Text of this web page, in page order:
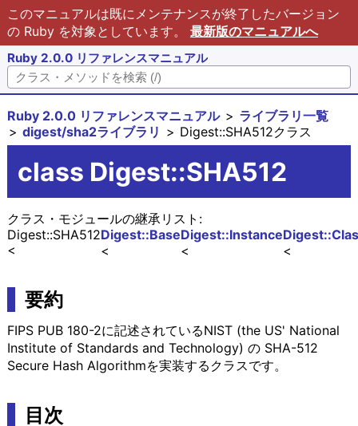
このマニュアルは既にメンテナンスが終了したバージョン
の Ruby を対象としています。 最新版のマニュアルへ
Ruby 2.0.0 リファレンスマニュアル
Ruby 2.0.0 リファレンスマニュアル
ライブラリ一覧
digest/sha2ライブラリ
Digest::SHA512クラス
class Digest::SHA512
クラス・モジュールの継承リスト:
Digest::Instance
Digest::Base
Digest::SHA512
要約
FIPS PUB 180-2に記述されているNIST (the US' National
Institute of Standards and Technology) の SHA-512
Secure Hash Algorithmを実装するクラスです。
目次